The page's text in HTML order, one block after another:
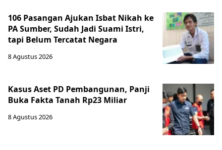
106 Pasangan Ajukan Isbat Nikah ke
PA Sumber, Sudah Jadi Suami Istri,
tapi Belum Tercatat Negara
8 Agustus 2026
Kasus Aset PD Pembangunan, Panji
Buka Fakta Tanah Rp23 Miliar
8 Agustus 2026